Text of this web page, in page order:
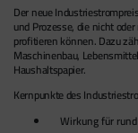
Der neue
und Prozesse, die nicht
profitieren können. Dazu
Maschinenbau,
Haushaltspapier.
Kernpunkte des
Wirkung für